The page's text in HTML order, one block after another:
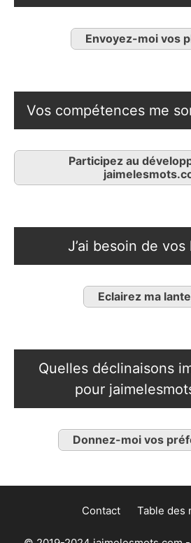
Envoyez-moi vos
Vos compétences me
Participez au
J’ai besoin de
Eclairez ma
Quelles déclinaisons
pour
Donnez-moi vos
Contact Table des